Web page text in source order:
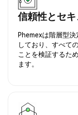
信頼性とセ
Phemexは階層型
しており、すべて
ことを検証するため
ます。